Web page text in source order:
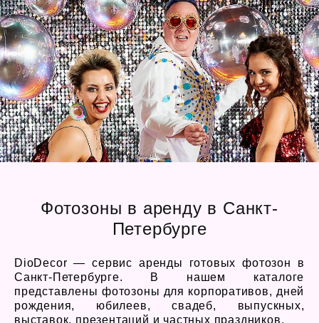
Фотозоны в аренду в Санкт-
Петербурге
DioDecor — сервис аренды готовых фотозон в
Санкт-Петербурге. В нашем каталоге
представлены фотозоны для корпоративов, дней
рождения, юбилеев, свадеб, выпускных,
выставок, презентаций и частных праздников.